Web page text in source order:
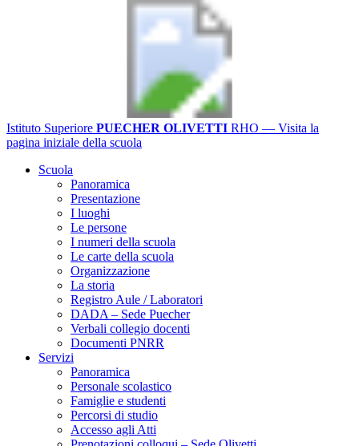
Istituto Superiore PUECHER OLIVETTI RHO — Visita la
pagina iniziale della scuola
Scuola
Panoramica
Presentazione
I luoghi
Le persone
I numeri della scuola
Le carte della scuola
Organizzazione
La storia
Registro Aule / Laboratori
DADA – Sede Puecher
Verbali collegio docenti
Documenti PNRR
Servizi
Panoramica
Personale scolastico
Famiglie e studenti
Percorsi di studio
Accesso agli Atti